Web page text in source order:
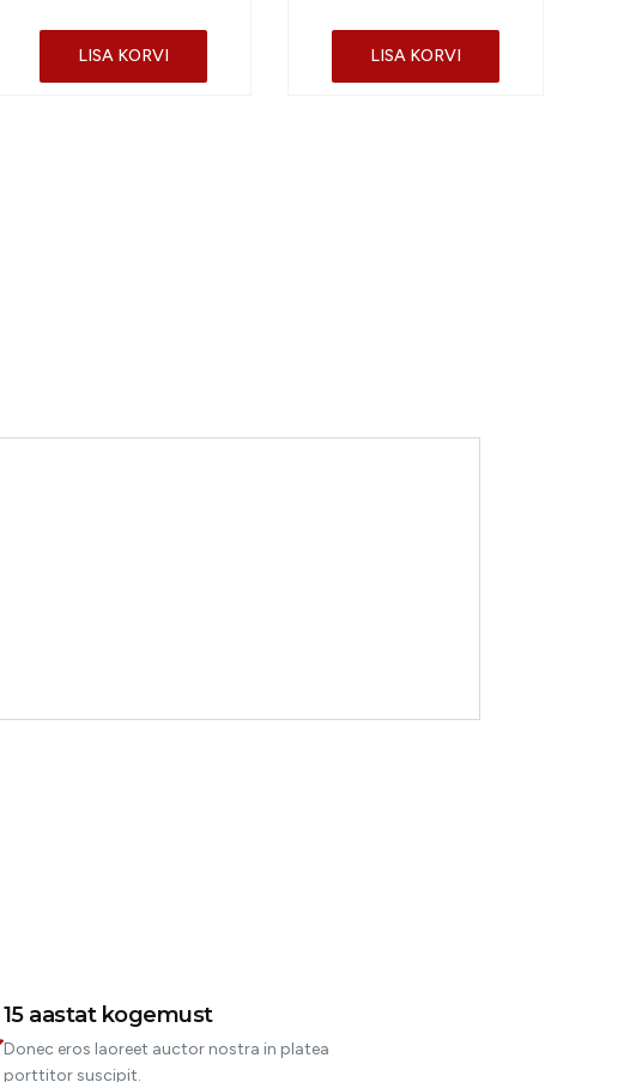
LISA KORVI LISA KORVI
15 aastat kogemust
Donec eros laoreet auctor nostra in platea
porttitor suscipit.